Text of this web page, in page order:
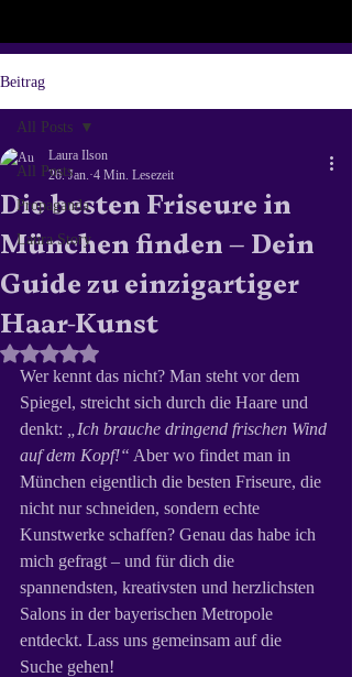
Beitrag
All Posts
Propaganda
Laura Story
All Posts
Die besten Friseure in
München finden – Dein
Guide zu einzigartiger
Haar-Kunst
Laura Ilson
26. Jan. 4 Min. Lesezeit
Mit NaN von 5 Sternen bewertet.
Wer kennt das nicht? Man steht vor dem
Spiegel, streicht sich durch die Haare und
denkt:
„Ich brauche dringend frischen Wind
auf dem Kopf!“ Aber wo findet man in
München eigentlich die besten Friseure, die
nicht nur schneiden, sondern echte
Kunstwerke schaffen? Genau das habe ich
mich gefragt – und für dich die
spannendsten, kreativsten und herzlichsten
Salons in der bayerischen Metropole
entdeckt. Lass uns gemeinsam auf die
Suche gehen!